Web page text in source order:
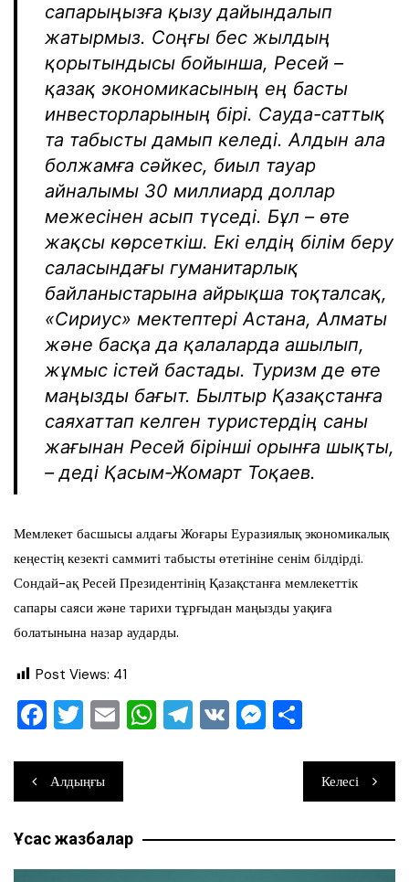
сапарыңызға қызу дайындалып
жатырмыз. Соңғы бес жылдың
қорытындысы бойынша, Ресей –
қазақ экономикасының ең басты
инвесторларының бірі. Сауда-саттық
та табысты дамып келеді. Алдын ала
болжамға сәйкес, биыл тауар
айналымы 30 миллиард доллар
межесінен асып түседі. Бұл – өте
жақсы көрсеткіш. Екі елдің білім беру
саласындағы гуманитарлық
байланыстарына айрықша тоқталсақ,
«Сириус» мектептері Астана, Алматы
және басқа да қалаларда ашылып,
жұмыс істей бастады. Туризм де өте
маңызды бағыт. Былтыр Қазақстанға
саяхаттап келген туристердің саны
жағынан Ресей бірінші орынға шықты,
– деді Қасым-Жомарт Тоқаев.
Мемлекет басшысы алдағы Жоғары Еуразиялық экономикалық
кеңестің кезекті саммиті табысты өтетініне сенім білдірді.
Сондай-ақ Ресей Президентінің Қазақстанға мемлекеттік
сапары саяси және тарихи тұрғыдан маңызды уақиға
болатынына назар аударды.
Post Views: 41
F
c
e
b
o
T
tt
er
E
ai
l
W
A
p
T
a
m
V M
n
g
ра
ви
ть
Навигация
по
записям
Алдыңғы Келесі
Ұқсас жазбалар